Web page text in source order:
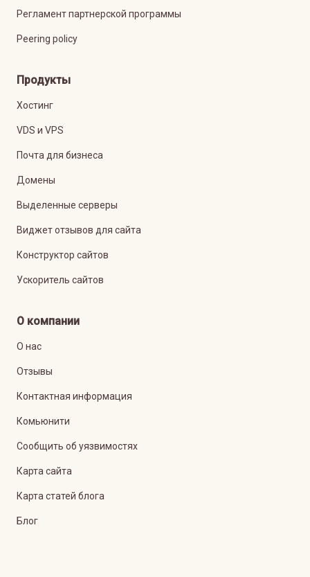
Регламент партнерской программы
Peering policy
Продукты
Хостинг
VDS и VPS
Почта для бизнеса
Домены
Выделенные серверы
Виджет отзывов для сайта
Конструктор сайтов
Ускоритель сайтов
О компании
О нас
Отзывы
Контактная информация
Комьюнити
Сообщить об уязвимостях
Карта сайта
Карта статей блога
Блог